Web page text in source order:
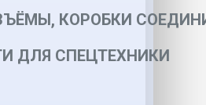
КОРОБКИ
ДЛЯ СПЕЦТЕХНИКИ